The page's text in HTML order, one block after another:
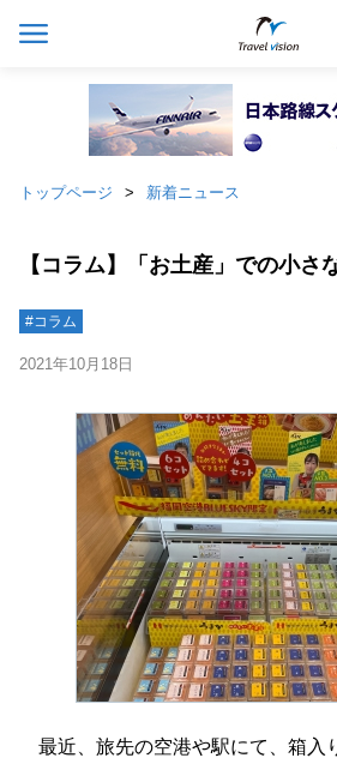
トップページ 新着ニュース
【コラム】「お土産」での小さ
#コラム
2021年10月18日
最近、旅先の空港や駅にて、箱入